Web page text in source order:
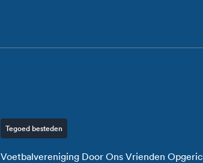
Tegoed besteden
Voetbalvereniging Door Ons Vrienden